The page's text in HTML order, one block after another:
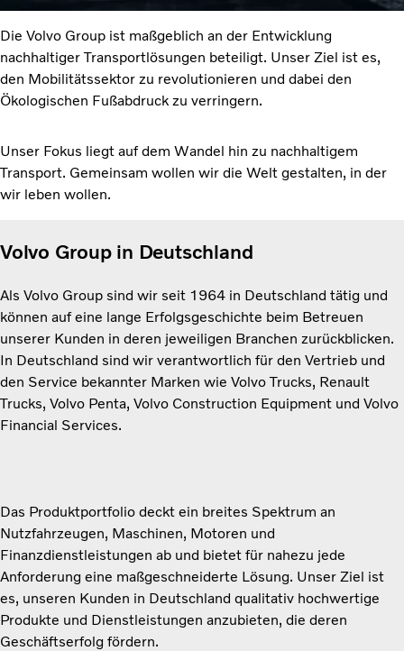
Die Volvo Group ist maßgeblich an der Entwicklung
nachhaltiger Transportlösungen beteiligt. Unser Ziel ist es,
den Mobilitätssektor zu revolutionieren und dabei den
Ökologischen Fußabdruck zu verringern.
Unser Fokus liegt auf dem Wandel hin zu nachhaltigem
Transport. Gemeinsam wollen wir die Welt gestalten, in der
wir leben wollen.
Volvo Group in Deutschland
Als Volvo Group sind wir seit 1964 in Deutschland tätig und
können auf eine lange Erfolgsgeschichte beim Betreuen
unserer Kunden in deren jeweiligen Branchen zurückblicken.
In Deutschland sind wir verantwortlich für den Vertrieb und
den Service bekannter Marken wie Volvo Trucks, Renault
Trucks, Volvo Penta, Volvo Construction Equipment und Volvo
Financial Services.
Das Produktportfolio deckt ein breites Spektrum an
Nutzfahrzeugen, Maschinen, Motoren und
Finanzdienstleistungen ab und bietet für nahezu jede
Anforderung eine maßgeschneiderte Lösung. Unser Ziel ist
es, unseren Kunden in Deutschland qualitativ hochwertige
Produkte und Dienstleistungen anzubieten, die deren
Geschäftserfolg fördern.